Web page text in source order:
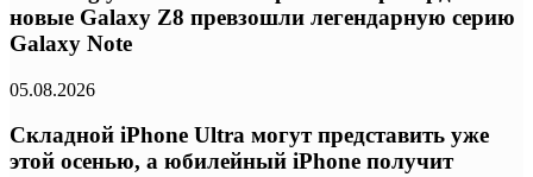
новые Galaxy Z8 превзошли легендарную серию
Galaxy Note
05.08.2026
Складной iPhone Ultra могут представить уже
этой осенью, а юбилейный iPhone получит